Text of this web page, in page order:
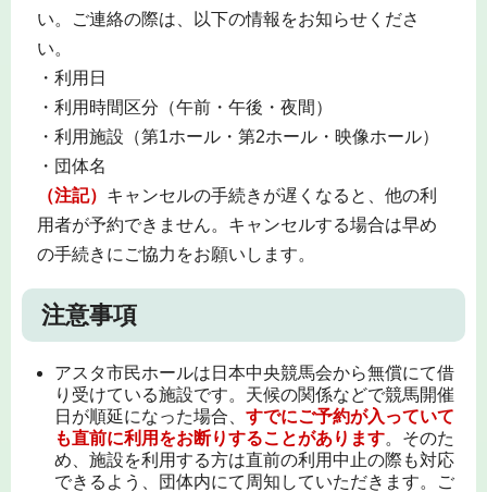
い。ご連絡の際は、以下の情報をお知らせくださ
い。
・利用日
・利用時間区分（午前・午後・夜間）
・利用施設（第1ホール・第2ホール・映像ホール）
・団体名
（注記） キャンセルの手続きが遅くなると、他の利
用者が予約できません。キャンセルする場合は早め
の手続きにご協力をお願いします。
注意事項
アスタ市民ホールは日本中央競馬会から無償にて借
り受けている施設です。天候の関係などで競馬開催
日が順延になった場合、 すでにご予約が入っていて
も直前に利用をお断りすることがあります。そのた
め、施設を利用する方は直前の利用中止の際も対応
できるよう、団体内にて周知していただきます。ご